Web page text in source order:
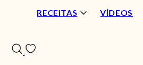
RECEITAS VÍDEOS